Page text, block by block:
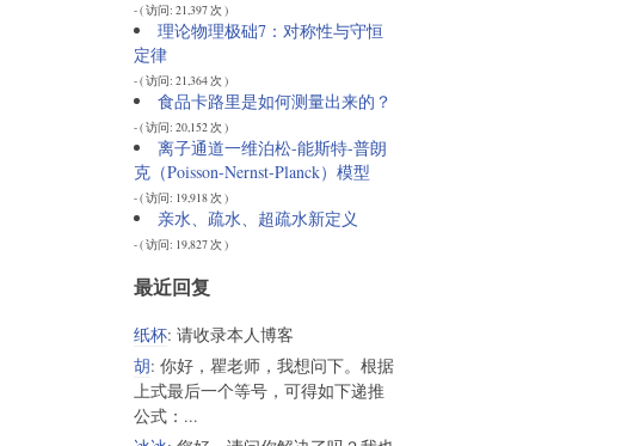
- ( 访问: 21,397 次 )
理论物理极础7：对称性与守恒
定律
- ( 访问: 21,364 次 )
食品卡路里是如何测量出来的？
- ( 访问: 20,152 次 )
离子通道一维泊松-能斯特-普朗
克（Poisson-Nernst-Planck）模型
- ( 访问: 19,918 次 )
亲水、疏水、超疏水新定义
- ( 访问: 19,827 次 )
最近回复
纸杯: 请收录本人博客
胡: 你好，瞿老师，我想问下。根据
上式最后一个等号，可得如下递推
公式：...